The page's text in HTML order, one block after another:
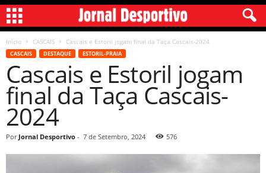
Início CASCAIS Cascais e Estoril jogam final da Taça Cascais-2024
CASCAIS DESTAQUE ESTORIL-PRAIA
Cascais e Estoril jogam
final da Taça Cascais-
2024
Por Jornal Desportivo - 7 de Setembro, 2024 576